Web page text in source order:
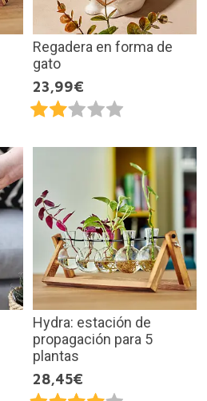
Regadera en forma de
gato
23,99€
Hydra: estación de
propagación para 5
plantas
28,45€